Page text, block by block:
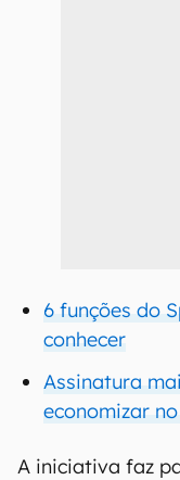
6 funções do
conhecer
Assinatura
economizar
A iniciativa faz